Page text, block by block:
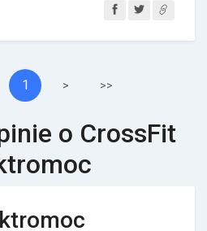
1 > >>
o CrossFit